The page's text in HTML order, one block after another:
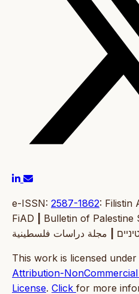
e-ISSN: 2587-1862: Filistin
FiAD
Bulletin of Palestine
This work is licensed under
Attribution-
License. Click for more